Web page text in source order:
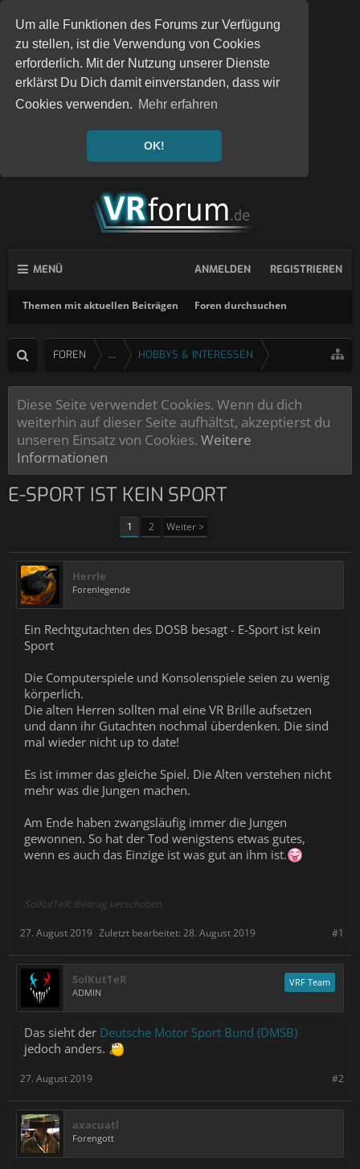
Um alle Funktionen des Forums zur Verfügung
zu stellen, ist die Verwendung von Cookies
erforderlich. Mit der Nutzung unserer Dienste
erklärst Du Dich damit einverstanden, dass wir
Cookies verwenden. Mehr erfahren
OK!
MENÜ
Themen mit aktuellen Beiträgen Foren durchsuchen
ANMELDEN REGISTRIEREN
FOREN ... HOBBYS & INTERESSEN
Diese Seite verwendet Cookies. Wenn du dich
weiterhin auf dieser Seite aufhältst, akzeptierst du
unseren Einsatz von Cookies. Weitere
Informationen
E-SPORT IST KEIN SPORT
1 2 Weiter >
Herrle
Forenlegende
Ein Rechtgutachten des DOSB besagt - E-Sport ist kein
Sport
Die Computerspiele und Konsolenspiele seien zu wenig
körperlich.
Die alten Herren sollten mal eine VR Brille aufsetzen
und dann ihr Gutachten nochmal überdenken. Die sind
mal wieder nicht up to date!
Es ist immer das gleiche Spiel. Die Alten verstehen nicht
mehr was die Jungen machen.
Am Ende haben zwangsläufig immer die Jungen
gewonnen. So hat der Tod wenigstens etwas gutes,
wenn es auch das Einzige ist was gut an ihm ist.
SolKutTeR: Beitrag verschoben
#1
27. August 2019 Zuletzt bearbeitet: 28. August 2019
SolKutTeR
ADMIN
VRF Team
Das sieht der Deutsche Motor Sport Bund (DMSB)
jedoch anders.
#2
27. August 2019
axacuatl
Forengott